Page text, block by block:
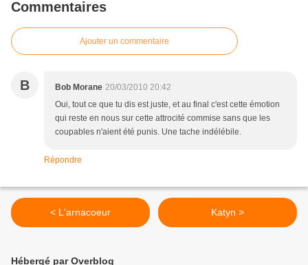
Commentaires
Ajouter un commentaire
B Bob Morane 20/03/2010 20:42
Oui, tout ce que tu dis est juste, et au final c'est cette émotion
qui reste en nous sur cette attrocité commise sans que les
coupables n'aient été punis. Une tache indélébile.
Répondre
< L'arnacoeur Katyn >
Hébergé par Overblog